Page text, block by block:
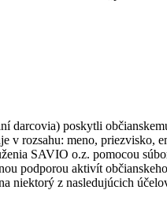
darcovia) poskytli
rozsahu: meno, priezvisko,
SAVIO o.z. pomocou
podporou aktivít
niektorý z nasledujúcich